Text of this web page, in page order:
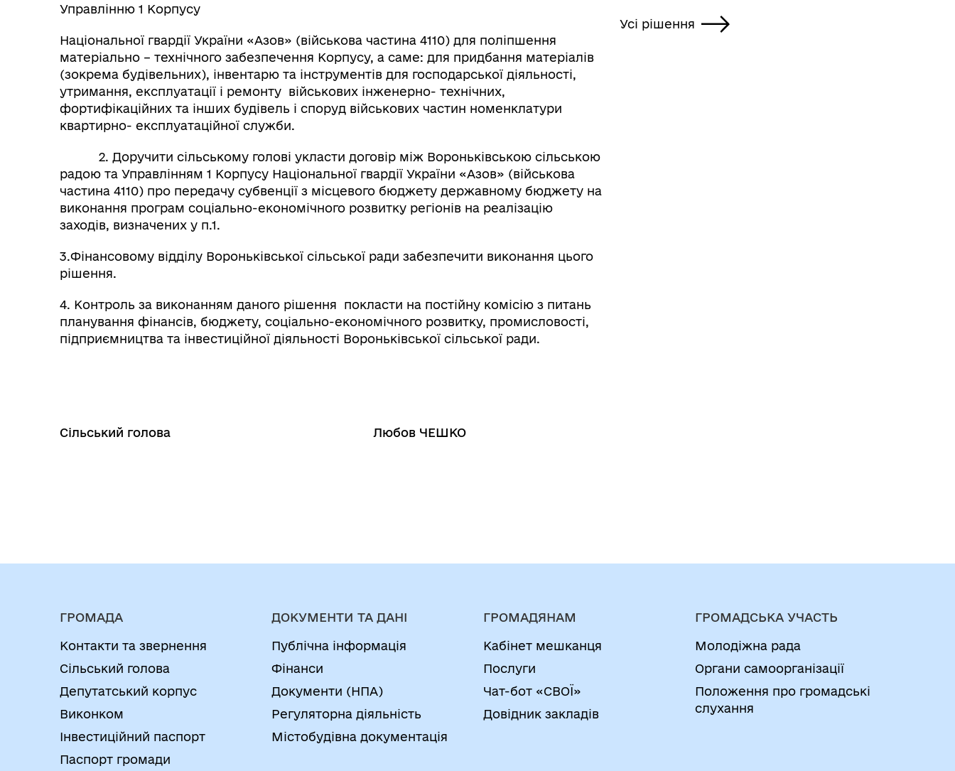
Управлінню 1 Корпусу
Національної гвардії України «Азов» (військова частина 4110) для поліпшення
матеріально – технічного забезпечення Корпусу, а саме: для придбання матеріалів
(зокрема будівельних), інвентарю та інструментів для господарської діяльності,
утримання, експлуатації і ремонту військових інженерно- технічних,
фортифікаційних та інших будівель і споруд військових частин номенклатури
квартирно- експлуатаційної служби.
2. Доручити сільському голові укласти договір між Вороньківською сільською
радою та Управлінням 1 Корпусу Національної гвардії України «Азов» (військова
частина 4110) про передачу субвенції з місцевого бюджету державному бюджету на
виконання програм соціально-економічного розвитку регіонів на реалізацію
заходів, визначених у п.1.
3.Фінансовому відділу Вороньківської сільської ради забезпечити виконання цього
рішення.
4. Контроль за виконанням даного рішення покласти на постійну комісію з питань
планування фінансів, бюджету, соціально-економічного розвитку, промисловості,
підприємництва та інвестиційної діяльності Вороньківської сільської ради.
Сільський голова Любов ЧЕШКО
Усі рішення
ГРОМАДА
Контакти та звернення
Сільський голова
Депутатський корпус
Виконком
Інвестиційний паспорт
Паспорт громади
ДОКУМЕНТИ ТА ДАНІ
Публічна інформація
Фінанси
Документи (НПА)
Регуляторна діяльність
Містобудівна документація
ГРОМАДЯНАМ
Кабінет мешканця
Послуги
Чат-бот «СВОЇ»
Довідник закладів
ГРОМАДСЬКА УЧАСТЬ
Молодіжна рада
Органи самоорганізації
Положення про громадські
слухання